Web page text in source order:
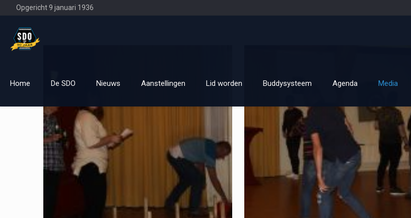
Opgericht 9 januari 1936
Home De SDO Nieuws Aanstellingen Lid worden Buddysysteem Agenda Media